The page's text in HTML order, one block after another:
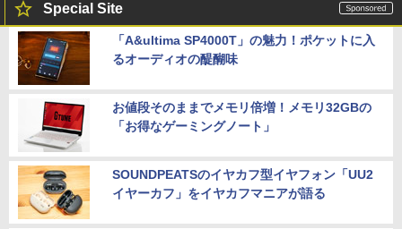
Special Site
「A&ultima SP4000T」の魅力！ポケットに入
るオーディオの醍醐味
お値段そのままでメモリ倍増！メモリ32GBの
「お得なゲーミングノート」
SOUNDPEATSのイヤカフ型イヤフォン「UU2
イヤーカフ」をイヤカフマニアが語る